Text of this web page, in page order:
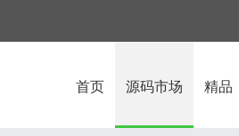
首页 源码市场 精品